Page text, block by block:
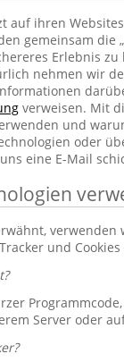
auf ihren
gemeinsam die
Erlebnis
nehmen wir
verweisen. Mit
und
oder
eine E-Mail
und
Server oder